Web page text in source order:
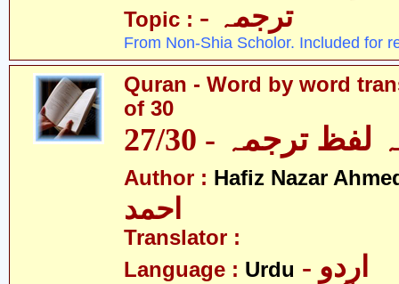
Topic : - ترجمہ
From Non-Shia Scholor. Included for
Quran - Word by word
of 30
ترجمہ - 27/30
Author : Hafiz Nazar
احمد
Translator :
Language : Urdu - اردو